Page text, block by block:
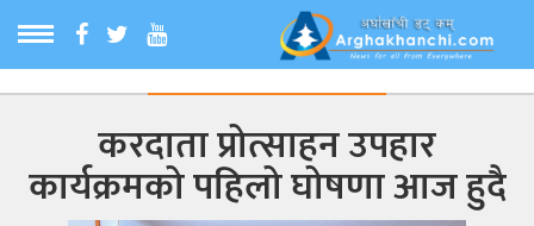
करदाता प्रोत्साहन उपहार
कार्यक्रमको पहिलो घोषणा आज हुदै